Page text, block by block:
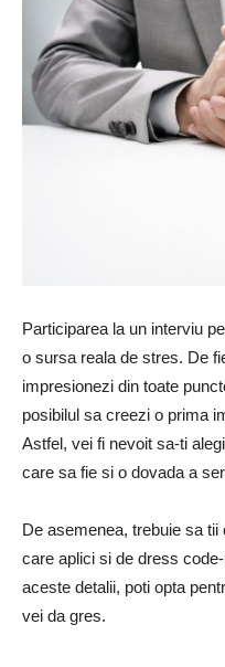
Participarea la un interviu
o sursa reala de stres. De
impresionezi din toate
posibilul sa creezi o prima
Astfel, vei fi nevoit sa-ti
care sa fie si o dovada a
De asemenea, trebuie sa
care aplici si de dress
aceste detalii, poti opta
vei da gres.